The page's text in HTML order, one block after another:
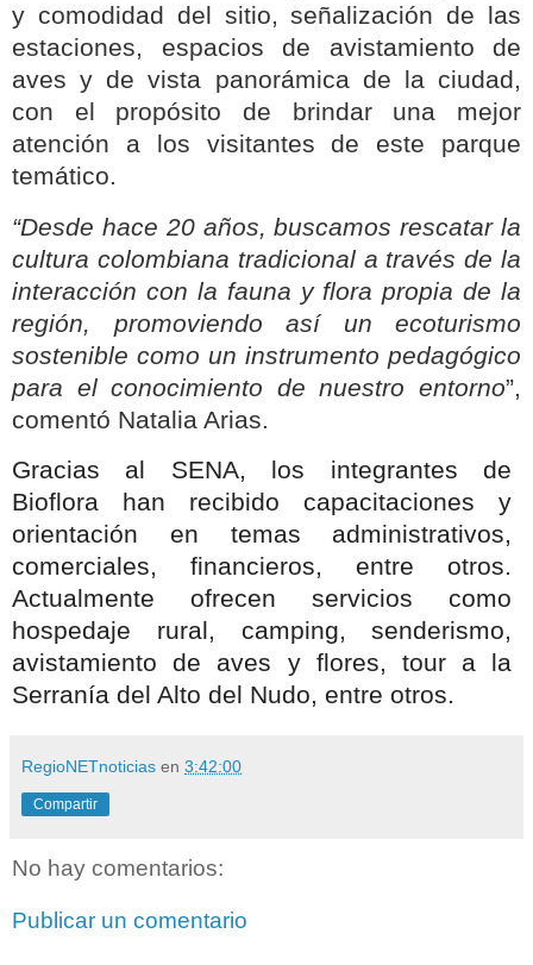
y comodidad del sitio, señalización de las
estaciones, espacios de avistamiento de
aves y de vista panorámica de la ciudad,
con el propósito de brindar una mejor
atención a los visitantes de este parque
temático.
“Desde hace 20 años, buscamos rescatar la
cultura colombiana tradicional a través de la
interacción con la fauna y flora propia de la
región, promoviendo así un ecoturismo
sostenible como un instrumento pedagógico
para el conocimiento de nuestro entorno”,
comentó Natalia Arias.
Gracias al SENA, los integrantes de
Bioflora han recibido capacitaciones y
orientación en temas administrativos,
comerciales, financieros, entre otros.
Actualmente ofrecen servicios como
hospedaje rural, camping, senderismo,
avistamiento de aves y flores, tour a la
Serranía del Alto del Nudo, entre otros.
RegioNETnoticias en 3:42:00
Compartir
No hay comentarios:
Publicar un comentario